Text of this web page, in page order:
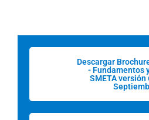
Descargar
- Fundamentos
SMETA versión